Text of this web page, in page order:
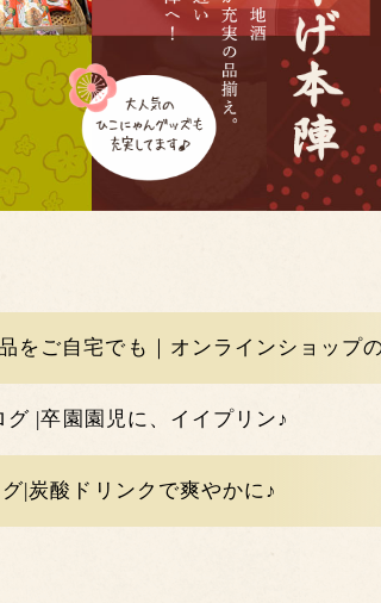
をご自宅でも｜オンラインショップ
グ |卒園園児に、イイプリン♪
|炭酸ドリンクで爽やかに♪
なりました。それ以前にご予約のお客様で